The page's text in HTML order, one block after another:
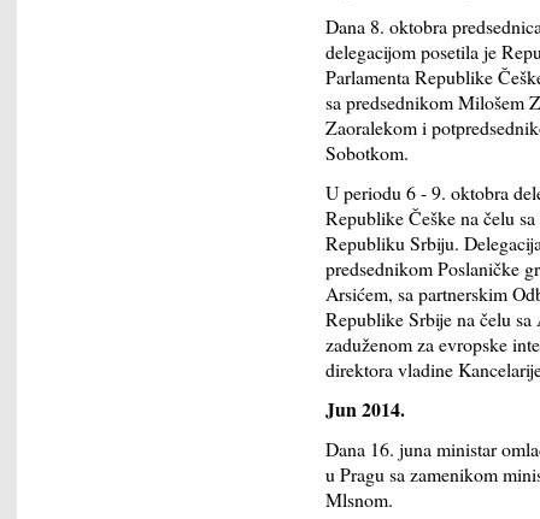
Dana 8. oktobra
delegacijom posetila je
Parlamenta Republike
sa predsednikom Milošem
Zaoralekom i
Sobotkom.
U periodu 6 - 9. oktobra
Republike Češke na čelu
Republiku Srbiju.
predsednikom Poslaničke
Arsićem, sa partnerskim
Republike Srbije na čelu
zaduženom za evropske
direktora vladine
Jun 2014.
Dana 16. juna ministar
u Pragu sa zamenikom
Mlsnom.